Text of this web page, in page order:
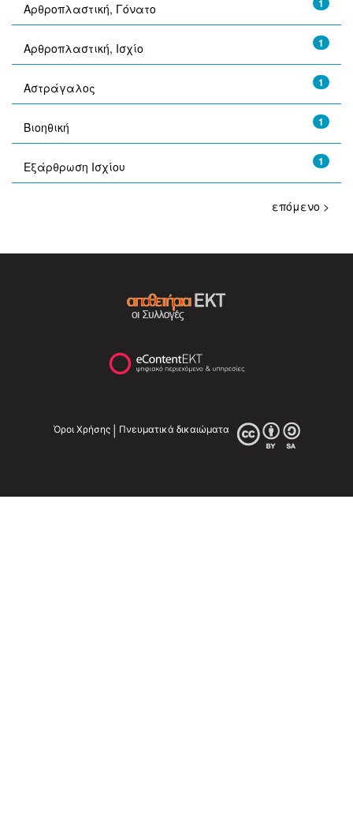
1
Αρθροπλαστική, Γόνατο
1
Αρθροπλαστική, Ισχίο
1
Αστράγαλος
1
Βιοηθική
1
Εξάρθρωση Ισχίου
επόμενο >